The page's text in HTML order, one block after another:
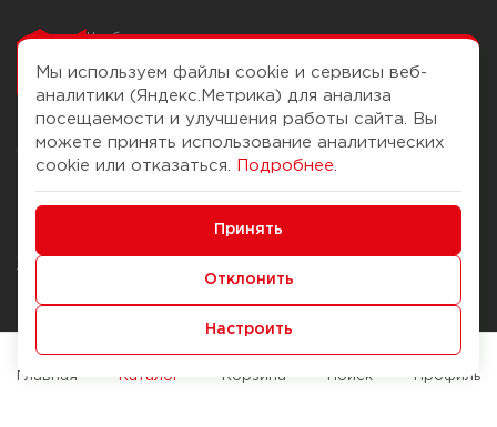
Чтобы вам легко
О компании
История Компании
Журнал
Наши марки
Брендирование
Помощь
Доставка и оплата
Способы оплаты
Служба контроля качества
Мы используем файлы cookie и сервисы веб-
аналитики (Яндекс.Метрика) для анализа
посещаемости и улучшения работы сайта. Вы
можете принять использование аналитических
cookie или отказаться.
Подробнее
Принять
Отклонить
Настроить
Главная Каталог Корзина Поиск Профиль